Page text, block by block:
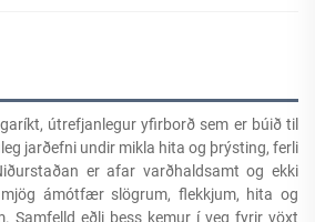
útrefjanlegur yfirborð sem er búið til
jarðefni undir mikla hita og þrýsting, ferli
er afar varðhaldsamt og ekki
ámótfær slögrum, flekkjum, hita og
Samfelld eðli þess kemur í veg fyrir vöxt